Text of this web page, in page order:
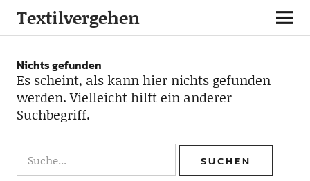
Textilvergehen
Nichts gefunden
Es scheint, als kann hier nichts gefunden
werden. Vielleicht hilft ein anderer
Suchbegriff.